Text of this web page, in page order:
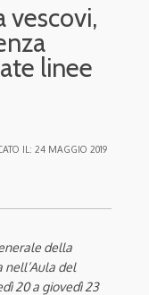
vescovi,
linee
IL: 24 MAGGIO 2019
della
nell’Aula del
20 a giovedì 23